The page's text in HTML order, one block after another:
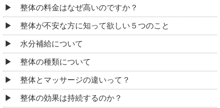
整体の料金はなぜ高いのですか？
整体が不安な方に知って欲しい５つのこと
水分補給について
整体の種類について
整体とマッサージの違いって？
整体の効果は持続するのか？